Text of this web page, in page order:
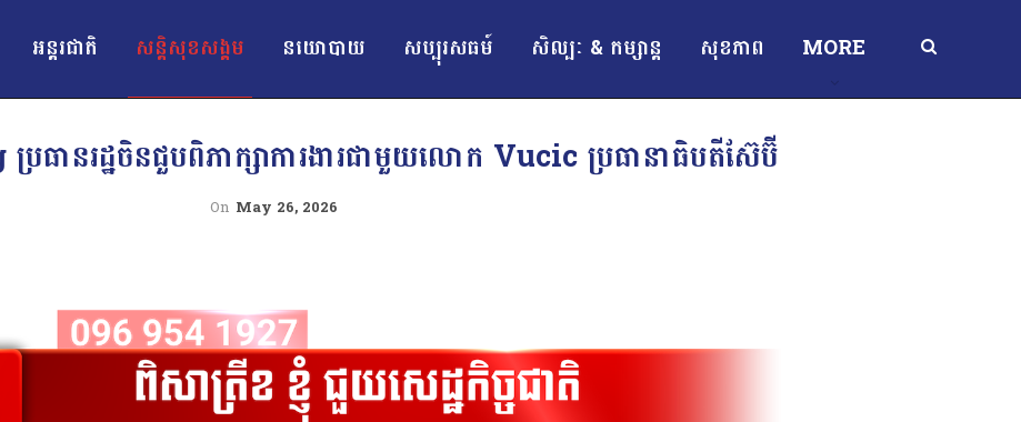
អន្ដរជាតិ សន្តិសុខសង្គម នយោបាយ សប្បុរសធម៍ សិល្បៈ & កម្សាន្ត សុខភាព MORE
ានរដ្ឋចិនជួបពិភាក្សាការងារជាមួយលោក Vucic ប្រធានាធិបតីស៊ែប៊ី
On May 26, 2026